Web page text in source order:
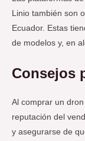
Linio también son
Ecuador. Estas
de modelos y, en
Consejos
Al comprar un
reputación del
y asegurarse de